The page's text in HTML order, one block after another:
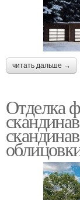
читать дальше →
Отделка